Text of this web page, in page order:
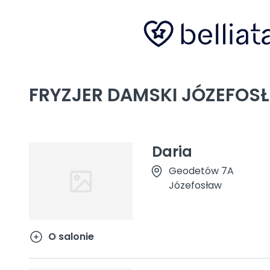
FRYZJER DAMSKI
Daria
Geodetów 7A
Józefosław
O salonie